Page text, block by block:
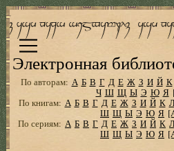
Электронная
По авторам: А Б В Г Д Е Ж З И Й К
Ч Ш Щ Ы Э Ю Я
По книгам: А Б В Г Д Е Ж З И Й К
Ш Щ Ы Э Ю Я
По сериям: А Б В Г Д Е Ж З И Й К
Ш Щ Ы Э Ю Я